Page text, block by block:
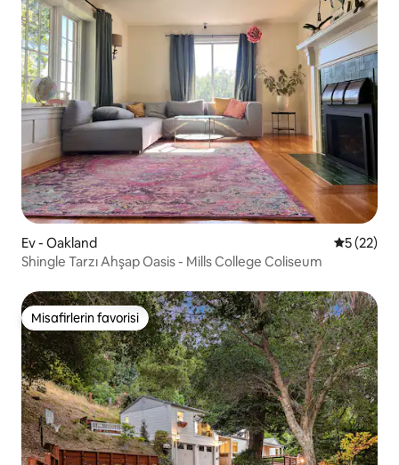
Ev - Oakland 55 (22)
Shingle Tarzı Ahşap Oasis - Mills College Coliseum
Misafirlerin favorisi
Misafirlerin favorisi